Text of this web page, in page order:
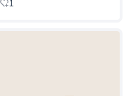
1